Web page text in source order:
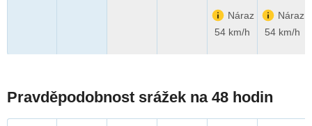
Náraz
54 km/h
Náraz
54 km/h
Pravděpodobnost srážek na 48 hodin